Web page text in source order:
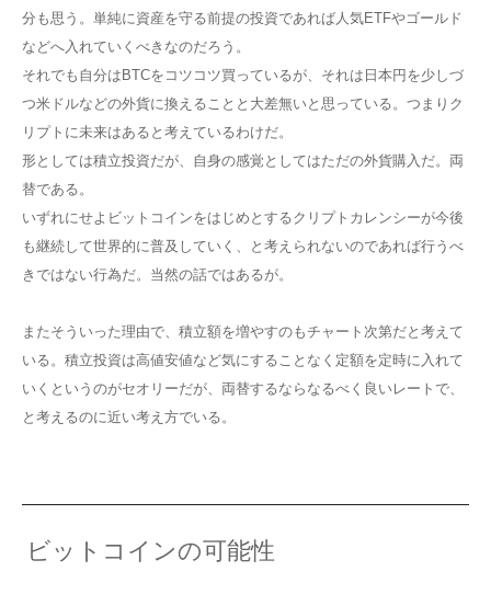
分も思う。単純に資産を守る前提の投資であれば人気ETFやゴールド
などへ入れていくべきなのだろう。
それでも自分はBTCをコツコツ買っているが、それは日本円を少しづ
つ米ドルなどの外貨に換えることと大差無いと思っている。つまりク
リプトに未来はあると考えているわけだ。
形としては積立投資だが、自身の感覚としてはただの外貨購入だ。両
替である。
いずれにせよビットコインをはじめとするクリプトカレンシーが今後
も継続して世界的に普及していく、と考えられないのであれば行うべ
きではない行為だ。当然の話ではあるが。
またそういった理由で、積立額を増やすのもチャート次第だと考えて
いる。積立投資は高値安値など気にすることなく定額を定時に入れて
いくというのがセオリーだが、両替するならなるべく良いレートで、
と考えるのに近い考え方でいる。
ビットコインの可能性